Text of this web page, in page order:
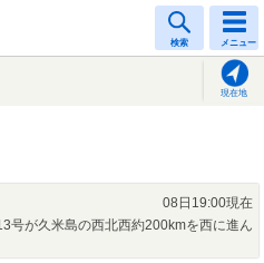
検索 メニュー
現在地
08日19:00現在
号が久米島の西北西約200kmを西に進ん